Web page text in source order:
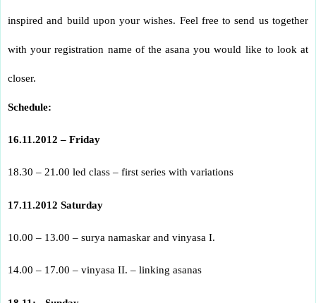
inspired and build upon your wishes. Feel free to send us together
with your registration name of the asana you would like to look at
closer.
Schedule:
16.11.2012 – Friday
18.30 – 21.00 led class – first series with variations
17.11.2012 Saturday
10.00 – 13.00 – surya namaskar and vinyasa I.
14.00 – 17.00 – vinyasa II. – linking asanas